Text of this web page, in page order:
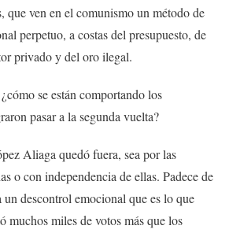
que ven en el comunismo un método de
perpetuo, a costas del presupuesto, de
privado y del oro ilegal.
se están comportando los
pasar a la segunda vuelta?
Aliaga quedó fuera, sea por las
o con independencia de ellas. Padece de
un descontrol emocional que es lo que
muchos miles de votos más que los